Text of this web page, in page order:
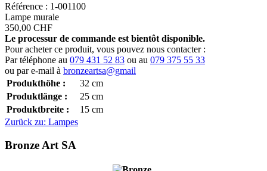
Référence : 1-001100
Lampe murale
350,00 CHF
Le processur de commande est bientôt disponible.
Pour acheter ce produit, vous pouvez nous contacter :
Par téléphone au 079 431 52 83 ou au 079 375 55 33
ou par e-mail à bronzeartsa@gmail
Produkthöhe :
32 cm
Produktlänge :
25 cm
Produktbreite :
15 cm
Zurück zu: Lampes
Bronze Art SA